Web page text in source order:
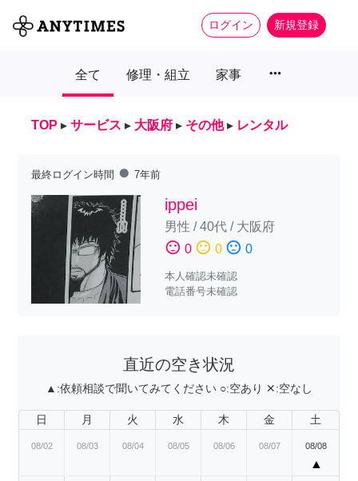
ログイン 新規登録
全て 修理・組立 家事 more_horiz
TOP ▸ サービス ▸ 大阪府 ▸ その他 ▸ レンタル
最終ログイン時間 fiber_manual_record 7年前
ippei
男性 /40代/ 大阪府
sentiment_satisfied 0 sentiment_neutral 0 sentiment_dissatisfied 0
本人確認未確認
電話番号未確認
直近の空き状況
▲:依頼相談で聞いてみてください ○:空あり ✕:空なし
日 月 火 水 木 金 土
08/02 08/03 08/04 08/05 08/06 08/07 08/08
▲